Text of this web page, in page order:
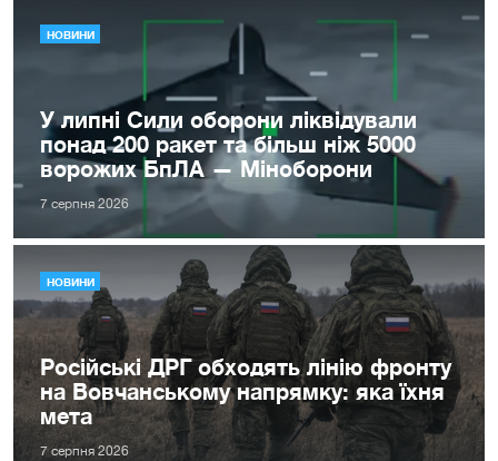
НОВИНИ
У липні Сили оборони ліквідували
понад 200 ракет та більш ніж 5000
ворожих БпЛА — Міноборони
7 серпня 2026
НОВИНИ
Російські ДРГ обходять лінію фронту
на Вовчанському напрямку: яка їхня
мета
7 серпня 2026